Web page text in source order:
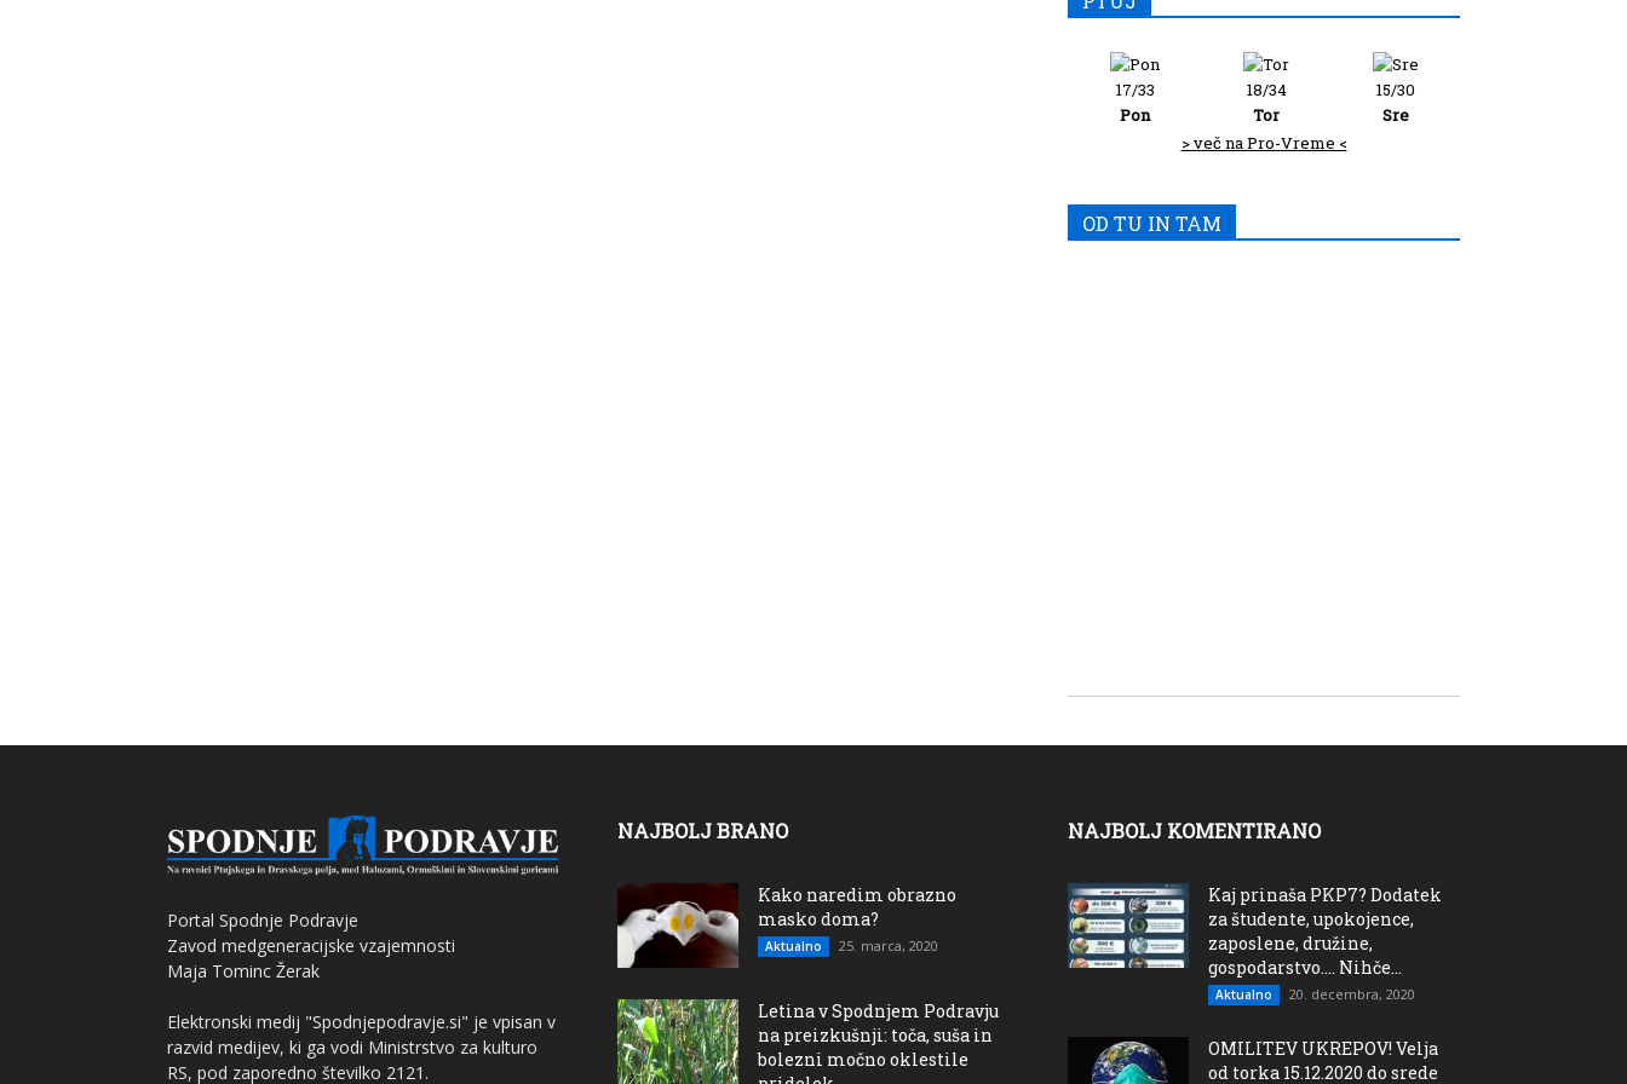
17/33
Pon
18/34
Tor
15/30
Sre
> več na Pro-Vreme <
OD TU IN TAM
Portal Spodnje Podravje
Zavod medgeneracijske vzajemnosti
Maja Tominc Žerak
Elektronski medij "Spodnjepodravje.si" je vpisan v
razvid medijev, ki ga vodi Ministrstvo za kulturo
RS, pod zaporedno številko 2121.
NAJBOLJ BRANO
Kako naredim obrazno
masko doma?
Aktualno 25. marca, 2020
Letina v Spodnjem Podravju
na preizkušnji: toča, suša in
bolezni močno oklestile
NAJBOLJ KOMENTIRANO
Kaj prinaša PKP7? Dodatek
za študente, upokojence,
zaposlene, družine,
gospodarstvo…. Nihče...
Aktualno 20. decembra, 2020
OMILITEV UKREPOV! Velja
od torka 15.12.2020 do srede